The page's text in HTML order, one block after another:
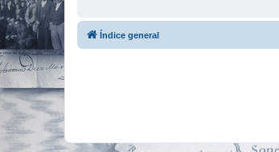
Índice general